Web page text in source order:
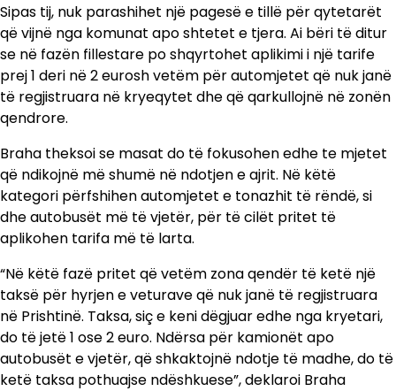
Sipas tij, nuk parashihet një pagesë e tillë për qytetarët
që vijnë nga komunat apo shtetet e tjera. Ai bëri të ditur
se në fazën fillestare po shqyrtohet aplikimi i një tarife
prej 1 deri në 2 eurosh vetëm për automjetet që nuk janë
të regjistruara në kryeqytet dhe që qarkullojnë në zonën
qendrore.
Braha theksoi se masat do të fokusohen edhe te mjetet
që ndikojnë më shumë në ndotjen e ajrit. Në këtë
kategori përfshihen automjetet e tonazhit të rëndë, si
dhe autobusët më të vjetër, për të cilët pritet të
aplikohen tarifa më të larta.
“Në këtë fazë pritet që vetëm zona qendër të ketë një
taksë për hyrjen e veturave që nuk janë të regjistruara
në Prishtinë. Taksa, siç e keni dëgjuar edhe nga kryetari,
do të jetë 1 ose 2 euro. Ndërsa për kamionët apo
autobusët e vjetër, që shkaktojnë ndotje të madhe, do të
ketë taksa pothuajse ndëshkuese”, deklaroi Braha